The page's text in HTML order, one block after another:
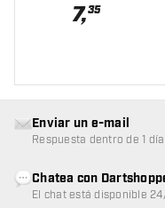
7,35
Enviar un e-mail
Respuesta dentro de 1 día
Chatea con
El chat está disponible